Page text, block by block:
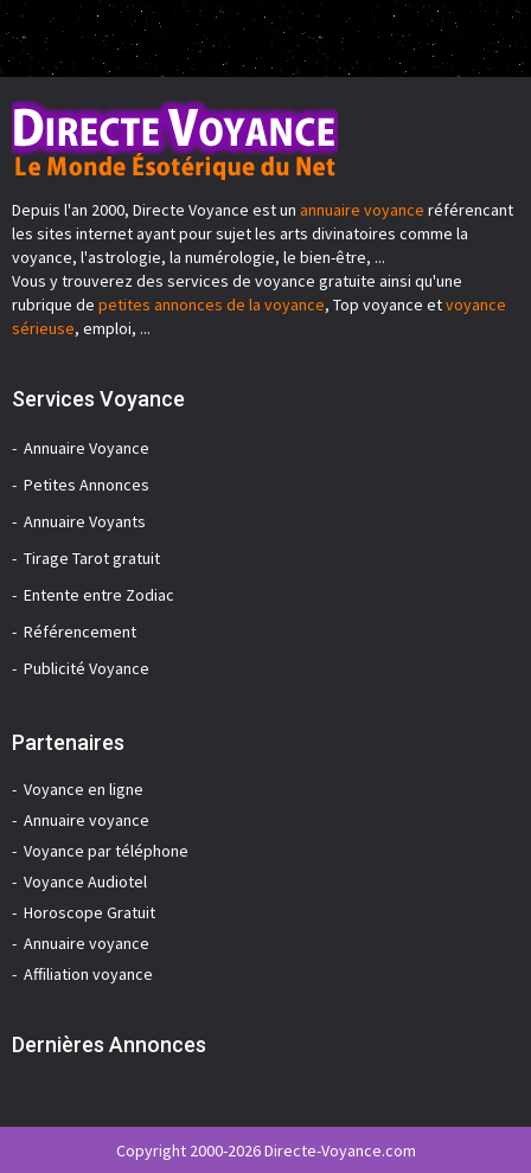
Depuis l'an 2000, Directe Voyance est un annuaire voyance référencant
les sites internet ayant pour sujet les arts divinatoires comme la
voyance, l'astrologie, la numérologie, le bien-être, ...
Vous y trouverez des services de voyance gratuite ainsi qu'une
rubrique de petites annonces de la voyance, Top voyance etvoyance
sérieuse, emploi, ...
Services Voyance
Annuaire Voyance
Petites Annonces
Annuaire Voyants
Tirage Tarot gratuit
Entente entre Zodiac
Référencement
Publicité Voyance
Partenaires
Voyance en ligne
Annuaire voyance
Voyance par téléphone
Voyance Audiotel
Horoscope Gratuit
Annuaire voyance
Affiliation voyance
Dernières Annonces
Copyright 2000-2026 Directe-Voyance.com